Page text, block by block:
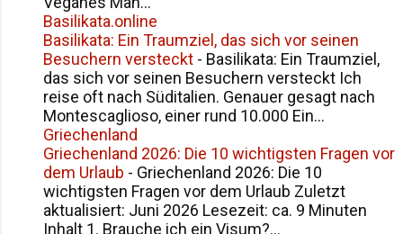
Basilikata.online
Basilikata: Ein Traumziel, das sich vor seinen
Besuchern versteckt - Basilikata: Ein Traumziel,
das sich vor seinen Besuchern versteckt Ich
reise oft nach Süditalien. Genauer gesagt nach
Montescaglioso, einer rund 10.000 Ein...
Griechenland
Griechenland 2026: Die 10 wichtigsten Fragen vor
dem Urlaub - Griechenland 2026: Die 10
wichtigsten Fragen vor dem Urlaub Zuletzt
aktualisiert: Juni 2026 Lesezeit: ca. 9 Minuten
Inhalt 1. Brauche ich ein Visum?...